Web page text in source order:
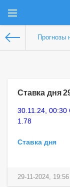
Прогнозы
Ставка дня
30.11.24,
1.78
Ставка дня
29-11-2024, 19:56